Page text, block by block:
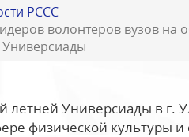
РССС
волонтеров вузов
Универсиады
летней Универсиады в г.
физической культуры